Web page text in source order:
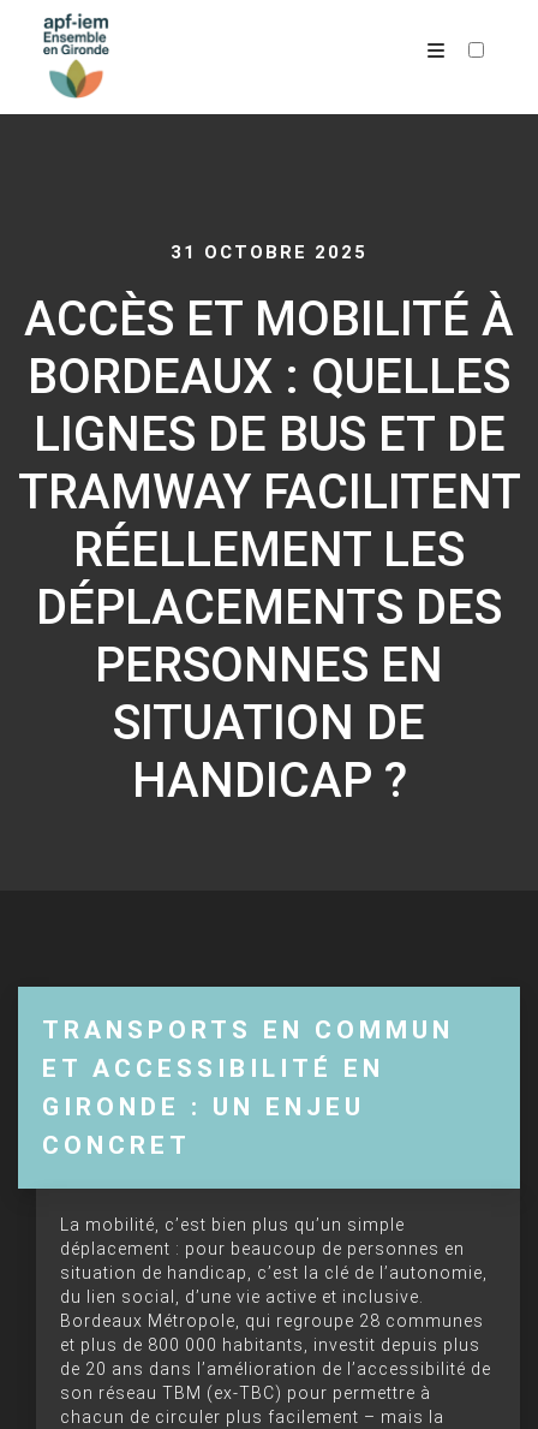
31 OCTOBRE 2025
ACCÈS ET MOBILITÉ À
BORDEAUX : QUELLES
LIGNES DE BUS ET DE
TRAMWAY FACILITENT
RÉELLEMENT LES
DÉPLACEMENTS DES
PERSONNES EN
SITUATION DE
HANDICAP ?
TRANSPORTS EN COMMUN
ET ACCESSIBILITÉ EN
GIRONDE : UN ENJEU
CONCRET
La mobilité, c’est bien plus qu’un simple
déplacement : pour beaucoup de personnes en
situation de handicap, c’est la clé de l’autonomie,
du lien social, d’une vie active et inclusive.
Bordeaux Métropole, qui regroupe 28 communes
et plus de 800 000 habitants, investit depuis plus
de 20 ans dans l’amélioration de l’accessibilité de
son réseau TBM (ex-TBC) pour permettre à
chacun de circuler plus facilement – mais la